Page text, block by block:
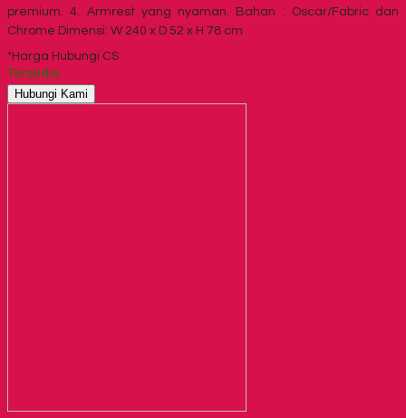
premium. 4. Armrest yang nyaman. Bahan : Oscar/Fabric dan
Chrome Dimensi: W 240 x D 52 x H 78 cm
*Harga Hubungi CS
Tersedia
Hubungi Kami